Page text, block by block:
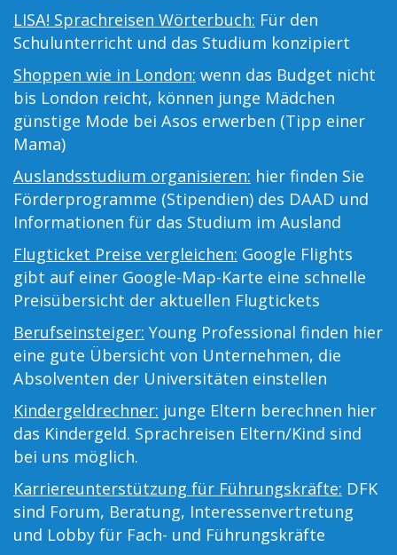
LISA! Sprachreisen Wörterbuch: Für den
Schulunterricht und das Studium konzipiert
Shoppen wie in London: wenn das Budget nicht
bis London reicht, können junge Mädchen
günstige Mode bei Asos erwerben (Tipp einer
Mama)
Auslandsstudium organisieren: hier finden Sie
Förderprogramme (Stipendien) des DAAD und
Informationen für das Studium im Ausland
Flugticket Preise vergleichen: Google Flights
gibt auf einer Google-Map-Karte eine schnelle
Preisübersicht der aktuellen Flugtickets
Berufseinsteiger: Young Professional finden hier
eine gute Übersicht von Unternehmen, die
Absolventen der Universitäten einstellen
Kindergeldrechner: junge Eltern berechnen hier
das Kindergeld. Sprachreisen Eltern/Kind sind
bei uns möglich.
Karriereunterstützung für Führungskräfte: DFK
sind Forum, Beratung, Interessenvertretung
und Lobby für Fach- und Führungskräfte